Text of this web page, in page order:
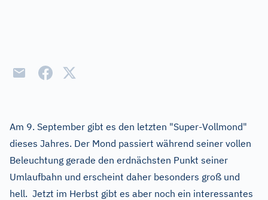
Am 9. September gibt es den letzten "Super-Vollmond"
dieses Jahres. Der Mond passiert während seiner vollen
Beleuchtung gerade den erdnächsten Punkt seiner
Umlaufbahn und erscheint daher besonders groß und
hell. Jetzt im Herbst gibt es aber noch ein interessantes